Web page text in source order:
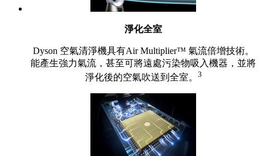
淨化全室
Dyson 空氣清淨機具有Air Multiplier™ 氣流倍增技術。
能產生強力氣流，甚至可將遠處污染物吸入機器，並將
淨化後的空氣吹送到全室。 3